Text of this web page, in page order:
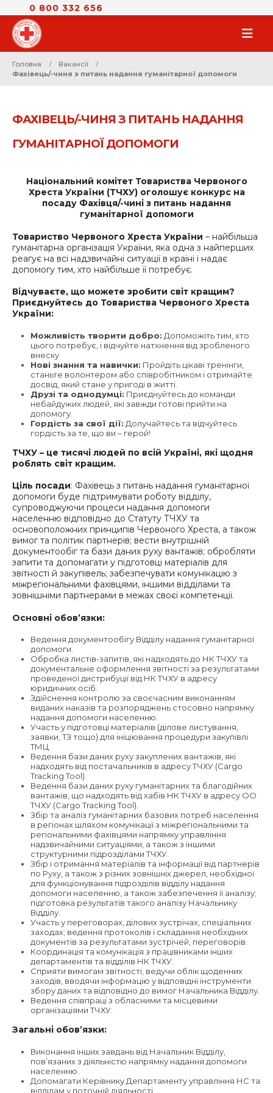
0 800 332 656
Головна
Ваканciї
Фахівець/-чиня з питань надання гуманітарної допомоги
ФАХІВЕЦЬ/-ЧИНЯ З ПИТАНЬ НАДАННЯ
ГУМАНІТАРНОЇ ДОПОМОГИ
Національний комітет Товариства Червоного
Хреста України (ТЧХУ) оголошує конкурс на
посаду Фахівця/-чині з питань надання
гуманітарної допомоги
Товариство Червоного Хреста України – найбільша
гуманітарна організація України, яка одна з найперших
реагує на всі надзвичайні ситуації в країні і надає
допомогу тим, хто найбільше її потребує.
Відчуваєте, що можете зробити світ кращим?
Приєднуйтесь до Товариства Червоного Хреста
України:
Можливість творити добро: Допоможіть тим, хто
цього потребує, і відчуйте натхнення від зробленого
внеску
Нові знання та навички: Пройдіть цікаві тренінги,
станьте волонтером або співробітником і отримайте
досвід, який стане у пригоді в житті.
Друзі та однодумці: Приєднуйтесь до команди
небайдужих людей, які завжди готові прийти на
допомогу.
Гордість за свої дії: Долучайтесь та відчуйтесь
гордість за те, що ви – герой!
ТЧХУ – це тисячі людей по всій Україні, які щодня
роблять світ кращим.
Ціль посади: Фахівець з питань надання гуманітарної
допомоги буде підтримувати роботу відділу,
супроводжуючи процеси надання допомоги
населенню відповідно до Статуту ТЧХУ та
основоположних принципів Червоного Хреста, а також
вимог та політик партнерів; вести внутрішній
документообіг та бази даних руху вантажів; обробляти
запити та допомагати у підготовці матеріалів для
звітності й закупівель; забезпечувати комунікацію з
міжрегіональними фахівцями, іншими відділами та
зовнішніми партнерами в межах своєї компетенції.
Основні обов’язки:
Ведення документообігу Відділу надання гуманітарної
допомоги.
Обробка листів-запитів, які надходять до НК ТЧХУ та
документальне оформлення звітності за результатами
проведеної дистрибуції від НК ТЧХУ в адресу
юридичних осіб.
Здійснення контролю за своєчасним виконанням
виданих наказів та розпоряджень стосовно напрямку
надання допомоги населенню.
Участь у підготовці матеріалів (ділове листування,
заявки, ТЗ тощо) для ініціювання процедури закупівлі
ТМЦ.
Ведення бази даних руху закуплених вантажів, які
надходять від постачальників в адресу ТЧХУ (Cargo
Tracking Tool).
Ведення бази даних руху гуманітарних та благодійних
вантажів, що надходять від хабів НК ТЧХУ в адресу ОО
ТЧХУ (Cargo Tracking Tool).
Збір та аналіз гуманітарних базових потреб населення
в регіонах шляхом комунікації з міжрегіональними та
регіональними фахівцями напрямку управління
надзвичайними ситуаціями, а також з іншими
структурними підрозділами ТЧХУ.
Збір і отримання матеріалів та інформації від партнерів
по Руху, а також з різних зовнішніх джерел, необхідної
для функціонування підрозділів відділу надання
допомоги населенню, а також забезпечення її аналізу;
підготовка результатів такого аналізу Начальнику
Відділу.
Участь у переговорах, ділових зустрічах, спеціальних
заходах; ведення протоколів і складання необхідних
документів за результатами зустрічей, переговорів.
Координація та комунікація з працівниками інших
департаментів та відділів НК ТЧХУ.
Сприяти вимогам звітності, ведучи облік щоденних
заходів, вводячи інформацію у відповідні інструменти
збору даних та відповідно до вимог Начальника Відділу.
Ведення співпраці з обласними та місцевими
організаціями ТЧХУ.
Загальні обов’язки:
Виконання інших завдань від Начальник Відділу,
пов’язаних з діяльністю напрямку надання допомоги
населенню.
Допомагати Керівнику Департаменту управління НС та
відділам у поточній діяльності.